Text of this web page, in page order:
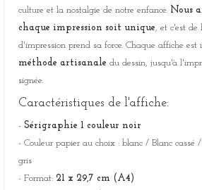
culture et la nostalgie de notre enfance. Nous
chaque impression soit unique, et c'est de
d'impression prend sa force. Chaque affiche
méthode artisanale du dessin, jusqu'à
signée.
Caractéristiques de l'affiche:
- Sérigraphie 1 couleur noir
- Couleur papier au choix : blanc / Blanc
gris
- Format: 21 x 29,7 cm (A4)